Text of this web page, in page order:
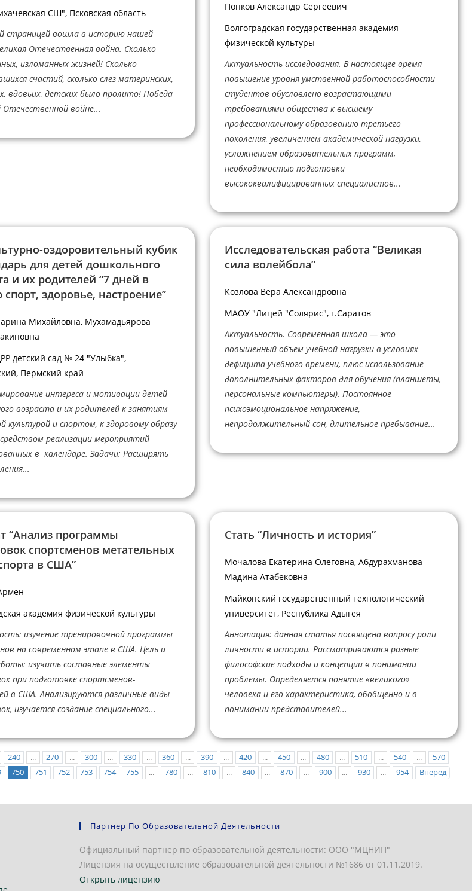
СШ", Псковская область
страницей вошла в историю нашей
Отечественная война. Сколько
изломанных жизней! Сколько
счастий, сколько слез материнских,
вдовьих, детских было пролито! Победа
Отечественной войне...
Попков Александр Сергеевич
Волгоградская государственная академия
физической культуры
Актуальность исследования. В настоящее время
повышение уровня умственной работоспособности
студентов обусловлено возрастающими
требованиями общества к высшему
профессиональному образованию третьего
поколения, увеличением академической нагрузки,
усложнением образовательных программ,
необходимостью подготовки
высококвалифицированных специалистов...
оздоровительный кубик
для детей дошкольного
и их родителей “7 дней в
здоровье, настроение”
Михайловна, Мухамадьярова
детский сад № 24 "Улыбка",
Пермский край
интереса и мотивации детей
возраста и их родителей к занятиям
культурой и спортом, к здоровому образу
реализации мероприятий
в календаре. Задачи: Расширять
Исследовательская работа “Великая
сила волейбола”
Козлова Вера Александровна
МАОУ "Лицей "Солярис", г.Саратов
Актуальность. Современная школа — это
повышенный объем учебной нагрузки в условиях
дефицита учебного времени, плюс использование
дополнительных факторов для обучения (планшеты,
персональные компьютеры). Постоянное
психоэмоциональное напряжение,
непродолжительный сон, длительное пребывание...
“Анализ программы
спортсменов метательных
в США”
академия физической культуры
изучение тренировочной программы
на современном этапе в США. Цель и
изучить составные элементы
при подготовке спортсменов-
в США. Анализируются различные виды
изучается создание специального...
Стать “Личность и история”
Мочалова Екатерина Олеговна, Абдурахманова
Мадина Атабековна
Майкопский государственный технологический
университет, Республика Адыгея
Аннотация: данная статья посвящена вопросу роли
личности в истории. Рассматриваются разные
философские подходы и концепции в понимании
проблемы. Определяется понятие «великого»
человека и его характеристика, обобщенно и в
понимании представителей...
240 ... 270 ... 300 ... 330 ... 360 ... 390 ... 420 ... 450 ... 480 ... 510 ... 540 ...
570
750 751 752 753 754 755 ... 780 ... 810 ... 840 ... 870 ... 900 ... 930 ... 954 Вперед
Партнер По Образовательной Деятельности
Официальный партнер по образовательной деятельности: ООО "МЦНИП"
Лицензия на осуществление образовательной деятельности №1686 от 01.11.2019.
Открыть лицензию